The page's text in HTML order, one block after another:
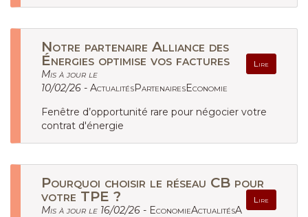
Notre partenaire Alliance des
Énergies optimise vos factures
Lire
Mis à jour le
10/02/26 - ActualitésPartenairesEconomie
Fenêtre d’opportunité rare pour négocier votre
contrat d'énergie
Pourquoi choisir le réseau CB pour
votre TPE ?
Lire
Mis à jour le 16/02/26 - EconomieActualitésA